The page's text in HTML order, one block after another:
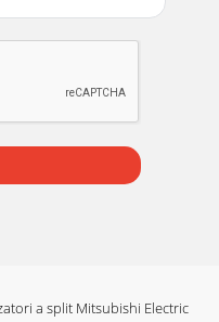
Manual rev.8 9
a split Mitsubishi Electric